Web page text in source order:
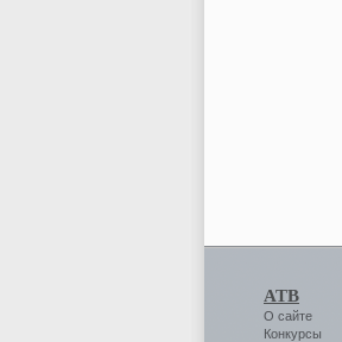
АТВ
О сайте
Конкурсы